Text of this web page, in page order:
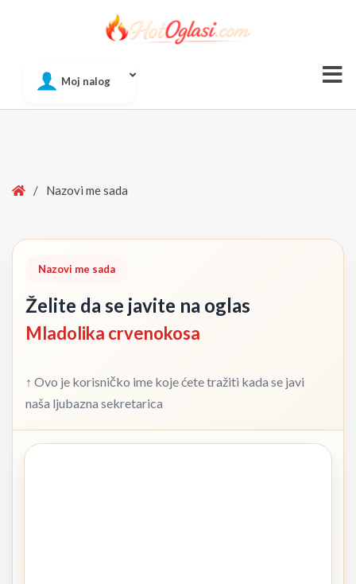
Moj nalog
Home
/ Nazovi me sada
Nazovi me sada
Želite da se javite na oglas
Mladolika crvenokosa
↑ Ovo je korisničko ime koje ćete tražiti kada se javi
naša ljubazna sekretarica